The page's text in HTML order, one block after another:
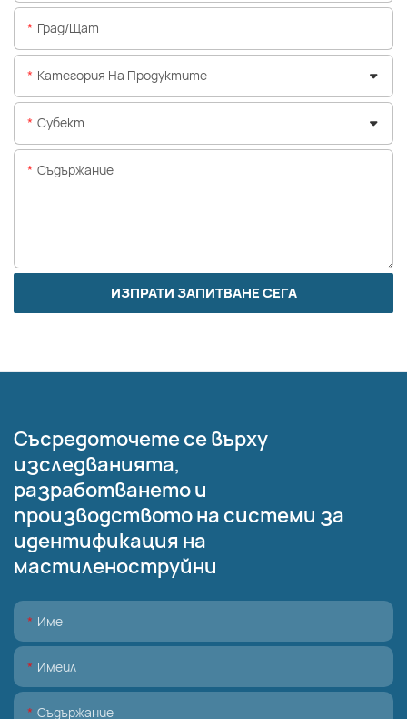
Град/щат
Категория На Продуктите
Субект
Съдържание
ИЗПРАТИ ЗАПИТВАНЕ СЕГА
Съсредоточете се върху
изследванията,
разработването и
производството на системи за
идентификация на
мастиленоструйни
Име
Имейл
Съдържание